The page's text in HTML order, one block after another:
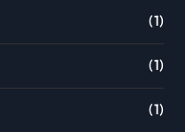
(1)
(1)
(1)